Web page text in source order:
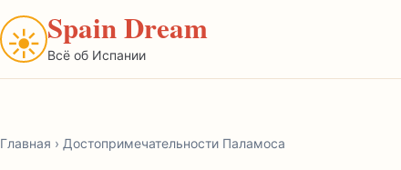
☀Spain Dream
Всё об Испании
Главная › Достопримечательности Паламоса